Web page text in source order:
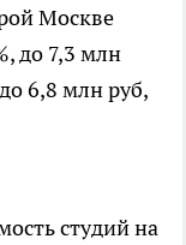
Москве
до 7,3 млн
6,8 млн руб,
студий на